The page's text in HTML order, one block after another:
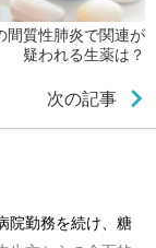
間質性肺炎で関連が
疑われる生薬は？
次の記事
院勤務を続け、糖